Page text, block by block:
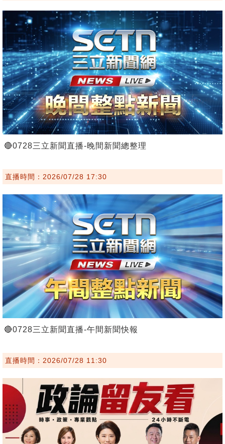
🔴0728三立新聞直播-晚間新聞總整理
直播時間：2026/07/28 17:30
🔴0728三立新聞直播-午間新聞快報
直播時間：2026/07/28 11:30